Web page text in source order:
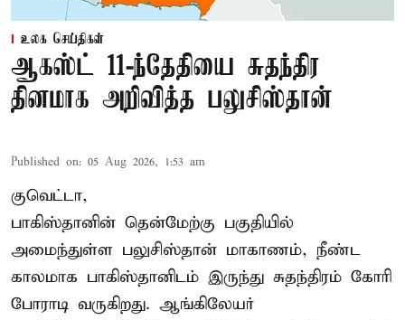
உலக செய்திகள்
ஆகஸ்ட் 11-ந்தேதியை சுதந்திர
தினமாக அறிவித்த பலுசிஸ்தான்
Published on: 05 Aug 2026, 1:53 am
குவெட்டா,
பாகிஸ்தானின் தென்மேற்கு பகுதியில்
அமைந்துள்ள பலுசிஸ்தான் மாகாணம், நீண்ட
காலமாக பாகிஸ்தானிடம் இருந்து சுதந்திரம் கோரி
போராடி வருகிறது. ஆங்கிலேயர்